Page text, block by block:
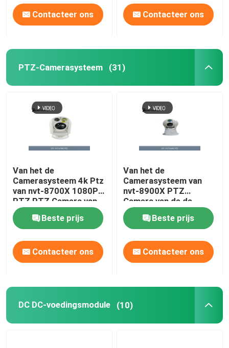
Contacteer ons Contacteer ons
PTZ-Camerasysteem (31)
Van het de
Camerasysteem 4k Ptz
van nvt-8700X 1080P
PTZ PTZ Camera van
Kabeltelevisie 100M To
5000MBeste prijs
Contacteer ons
Van het de
Camerasysteem van
nvt-8900X PTZ
Camera van de de
Thermische
Weergave4k Ptz de
Openluchtveiligheid
Beste prijs
Contacteer ons
DC DC-voedingsmodule (10)